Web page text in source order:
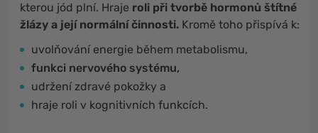
kterou jód plní. Hraje roli při tvorbě hormonů štítné
žlázy a její normální činnosti. Kromě toho přispívá k:
uvolňování energie během metabolismu,
funkci nervového systému,
udržení zdravé pokožky a
hraje roli v kognitivních funkcích.